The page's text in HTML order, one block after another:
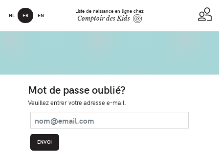
NL FR EN
Liste de naissance en ligne chez
Comptoir des Kids
Mot de passe oublié?
Veuillez entrer votre adresse e-mail.